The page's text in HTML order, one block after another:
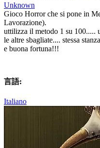
Unknown
Gioco Horror che si pone in
Lavorazione).
uttilizza il metodo 1 su 100.....
le altre sbagliate.... stessa
e buona fortuna!!!
言語:
Italiano